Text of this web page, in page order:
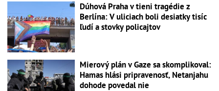
Dúhová Praha v tieni tragédie z
Berlína: V uliciach boli desiatky tisíc
ľudí a stovky policajtov
Mierový plán v Gaze sa skomplikoval:
Hamas hlási pripravenosť, Netanjahu
dohode povedal nie